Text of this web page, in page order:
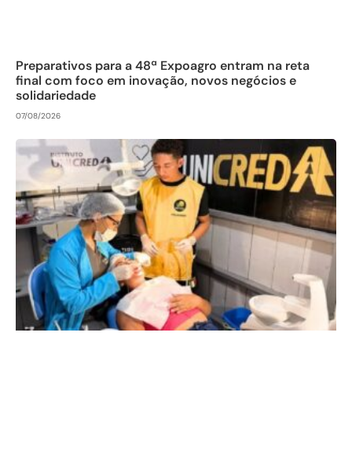
Preparativos para a 48ª Expoagro entram na reta
final com foco em inovação, novos negócios e
solidariedade
07/08/2026